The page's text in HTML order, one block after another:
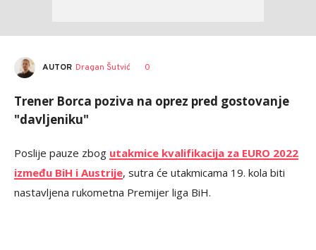
AUTOR Dragan Šutvić 0
Trener Borca poziva na oprez pred gostovanje
"davljeniku"
Poslije pauze zbog utakmice kvalifikacija za EURO 2022
između BiH i Austrije, sutra će utakmicama 19. kola biti
nastavljena rukometna Premijer liga BiH.